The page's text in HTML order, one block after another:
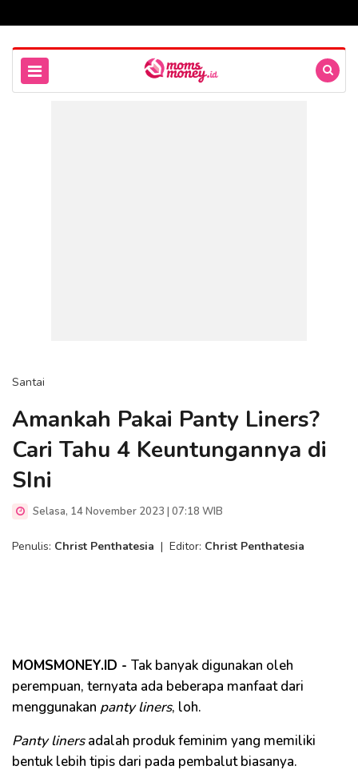
Santai
Amankah Pakai Panty Liners?
Cari Tahu 4 Keuntungannya di
SIni
Selasa, 14 November 2023 | 07:18 WIB
Penulis: Christ Penthatesia | Editor: Christ Penthatesia
MOMSMONEY.ID - Tak banyak digunakan oleh
perempuan, ternyata ada beberapa manfaat dari
menggunakan panty liners, loh.
Panty linersadalah produk feminim yang memiliki
bentuk lebih tipis dari pada pembalut biasanya.